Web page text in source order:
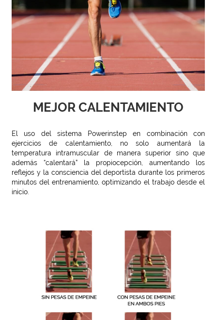
MEJOR CALENTAMIENTO
El uso del sistema Powerinstep en combinación con
ejercicios de calentamiento, no solo aumentará la
temperatura intramuscular de manera superior sino que
además “calentará” la propiocepción, aumentando los
reflejos y la consciencia del deportista durante los primeros
minutos del entrenamiento, optimizando el trabajo desde el
inicio.